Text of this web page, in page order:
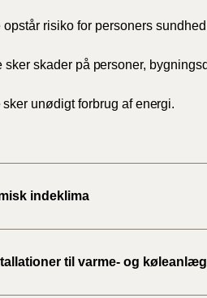
opstår risiko for personers
sker skader på personer,
sker unødigt forbrug af energi.
indeklima
til varme- og køleanlæg